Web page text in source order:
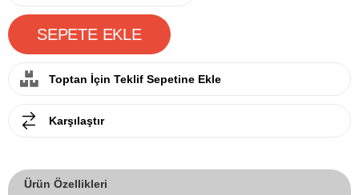
Toptan İçin Teklif Sepetine Ekle
Karşılaştır
Ürün Özellikleri